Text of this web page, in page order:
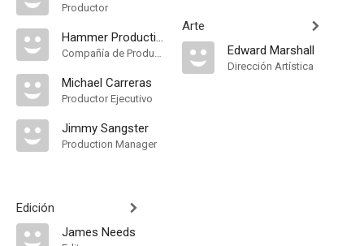
Productor
Hammer Productions
Compañía de Produccion
Michael Carreras
Productor Ejecutivo
Jimmy Sangster
Production Manager
Edición
James Needs
Arte
Edward Marshall
Dirección Artística